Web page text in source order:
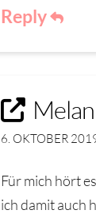
Reply
6. OKTOBER
Für mich hört
ich damit auch